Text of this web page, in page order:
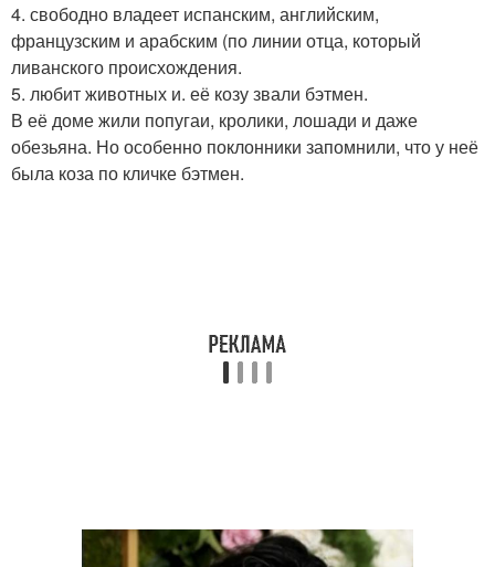
4. свободно владеет испанским, английским,
французским и арабским (по линии отца, который
ливанского происхождения.
5. любит животных и. её козу звали бэтмен.
В её доме жили попугаи, кролики, лошади и даже
обезьяна. Но особенно поклонники запомнили, что у неё
была коза по кличке бэтмен.